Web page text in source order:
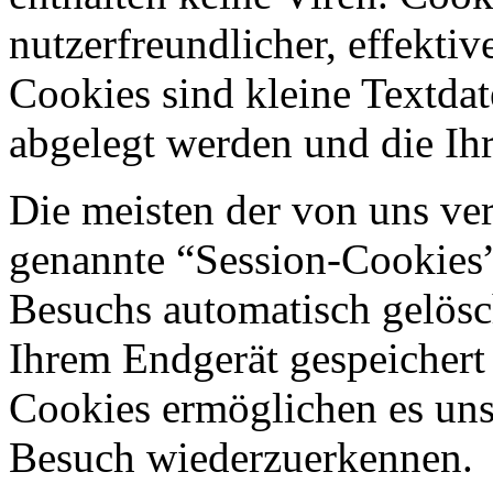
nutzerfreundlicher,
Cookies sind kleine
abgelegt werden und die
Die meisten der von uns
genannte “Session-
Besuchs automatisch
Ihrem Endgerät
Cookies ermöglichen es
Besuch wiederzuerkennen.